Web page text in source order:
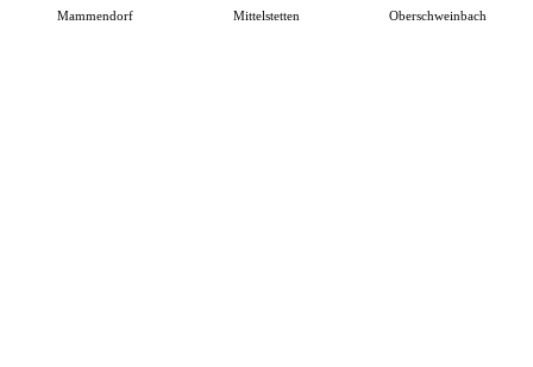
Mammendorf Mittelstetten Oberschweinbach